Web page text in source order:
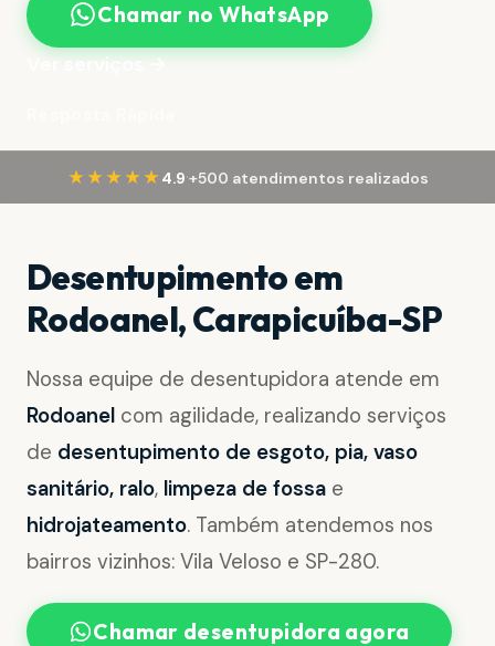
Chamar no WhatsApp
Ver serviços →
★★★★★ 4.9·+500 atendimentos realizados
Desentupimento em
Rodoanel, Carapicuíba-SP
Nossa equipe de desentupidora atende em
Rodoanel com agilidade, realizando serviços
de desentupimento de esgoto, pia, vaso
sanitário, ralo, limpeza de fossa e
hidrojateamento. Também atendemos nos
bairros vizinhos: Vila Veloso e SP-280.
Chamar desentupidora agora